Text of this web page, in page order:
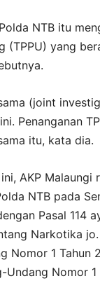
NTB itu
(TPPU) yang
(joint
Penanganan
itu, kata dia.
AKP
NTB pada
Pasal 114
Narkotika
Nomor 1 Tahun
Undang Nomor